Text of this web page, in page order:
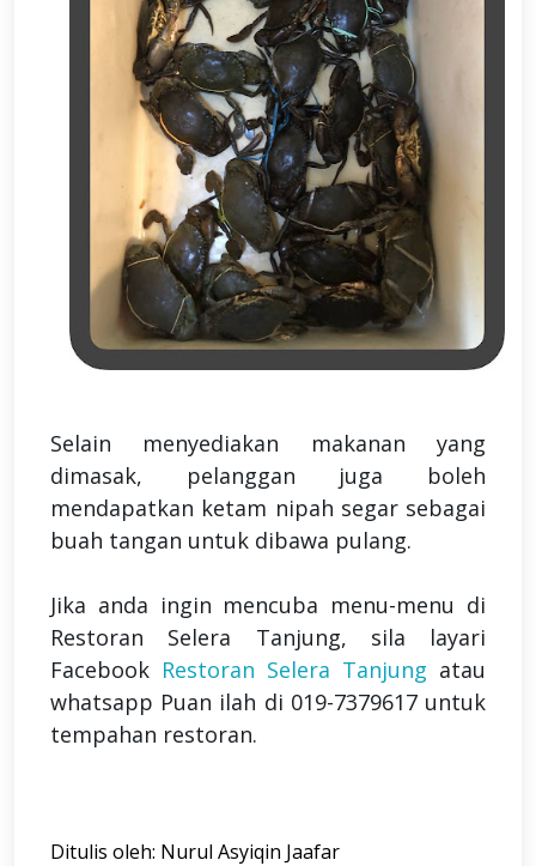
Selain menyediakan makanan yang
dimasak, pelanggan juga boleh
mendapatkan ketam nipah segar sebagai
buah tangan untuk dibawa pulang.
Jika anda ingin mencuba menu-menu di
Restoran Selera Tanjung, sila layari
Facebook Restoran Selera Tanjung atau
whatsapp Puan ilah di 019-7379617 untuk
tempahan restoran.
Ditulis oleh: Nurul Asyiqin Jaafar